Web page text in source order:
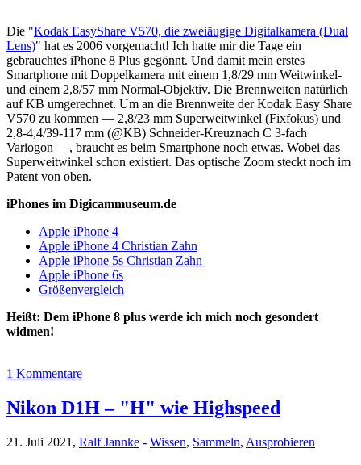
Die "Kodak EasyShare V570, die zweiäugige Digitalkamera (Dual
Lens)" hat es 2006 vorgemacht! Ich hatte mir die Tage ein
gebrauchtes iPhone 8 Plus gegönnt. Und damit mein erstes
Smartphone mit Doppelkamera mit einem 1,8/29 mm Weitwinkel-
und einem 2,8/57 mm Normal-Objektiv. Die Brennweiten natürlich
auf KB umgerechnet. Um an die Brennweite der Kodak Easy Share
V570 zu kommen — 2,8/23 mm Superweitwinkel (Fixfokus) und
2,8-4,4/39-117 mm (@KB) Schneider-Kreuznach C 3-fach
Variogon —, braucht es beim Smartphone noch etwas. Wobei das
Superweitwinkel schon existiert. Das optische Zoom steckt noch im
Patent von oben.
iPhones im Digicammuseum.de
Apple iPhone 4
Apple iPhone 4 Christian Zahn
Apple iPhone 5s Christian Zahn
Apple iPhone 6s
Größenvergleich
Heißt: Dem iPhone 8 plus werde ich mich noch gesondert
widmen!
1 Kommentare
Nikon D1H – "H" wie Highspeed
21. Juli 2021, Ralf Jannke - Wissen, Sammeln, Ausprobieren